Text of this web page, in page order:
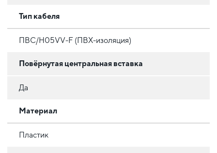
Тип кабеля
ПВС/H05VV-F (ПВХ-изоляция)
Повёрнутая центральная вставка
Да
Материал
Пластик